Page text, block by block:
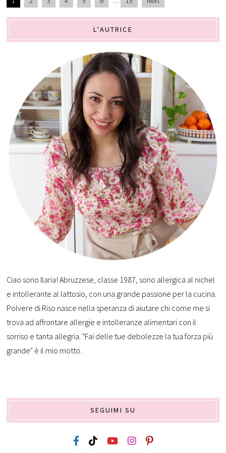
L'AUTRICE
Ciao sono Ilaria! Abruzzese, classe 1987, sono allergica al nichel
e intollerante al lattosio, con una grande passione per la cucina.
Polvere di Riso nasce nella speranza di aiutare chi come me si
trova ad affrontare allergie e intolleranze alimentari con il
sorriso e tanta allegria. "Fai delle tue debolezze la tua forza più
grande" è il mio motto.
SEGUIMI SU